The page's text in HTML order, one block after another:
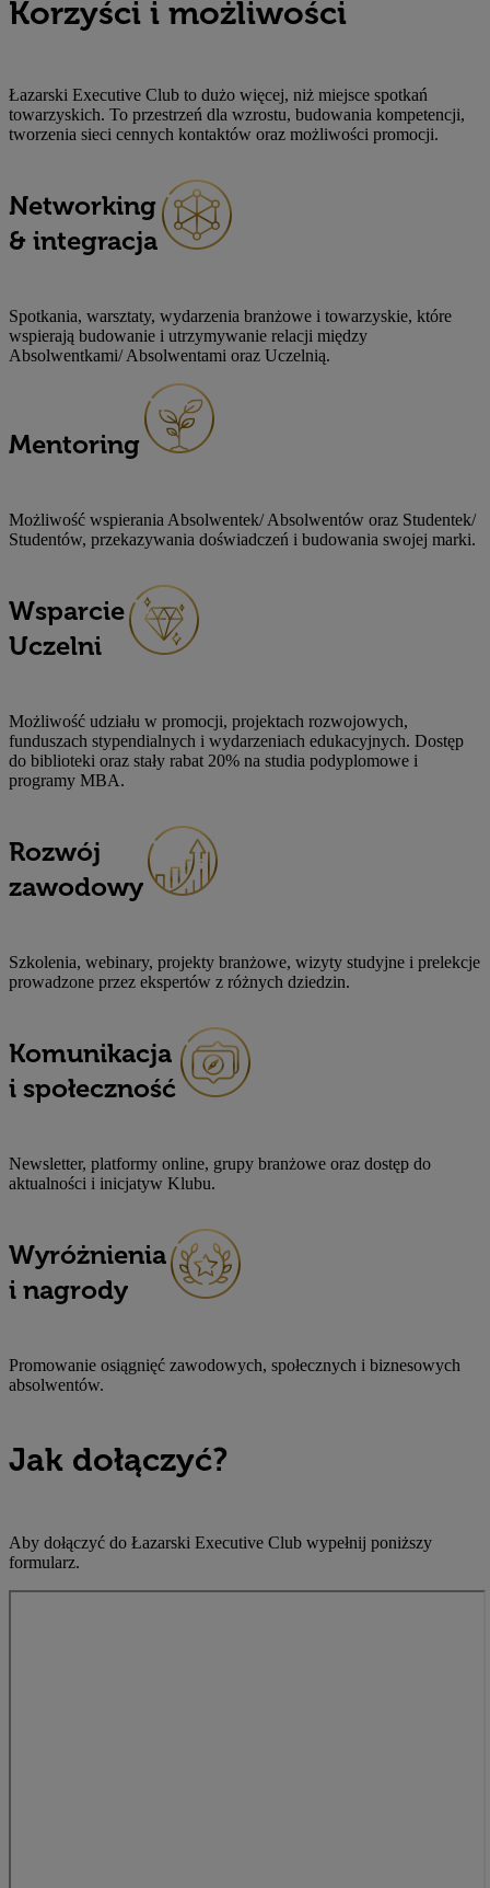
Korzyści i możliwości
Łazarski Executive Club to dużo więcej, niż miejsce spotkań
towarzyskich. To przestrzeń dla wzrostu, budowania kompetencji,
tworzenia sieci cennych kontaktów oraz możliwości promocji.
Networking
& integracja
Spotkania, warsztaty, wydarzenia branżowe i towarzyskie, które
wspierają budowanie i utrzymywanie relacji między
Absolwentkami/ Absolwentami oraz Uczelnią.
Mentoring
Możliwość wspierania Absolwentek/ Absolwentów oraz Studentek/
Studentów, przekazywania doświadczeń i budowania swojej marki.
Wsparcie
Uczelni
Możliwość udziału w promocji, projektach rozwojowych,
funduszach stypendialnych i wydarzeniach edukacyjnych. Dostęp
do biblioteki oraz stały rabat 20% na studia podyplomowe i
programy MBA.
Rozwój
zawodowy
Szkolenia, webinary, projekty branżowe, wizyty studyjne i prelekcje
prowadzone przez ekspertów z różnych dziedzin.
Komunikacja
i społeczność
Newsletter, platformy online, grupy branżowe oraz dostęp do
aktualności i inicjatyw Klubu.
Wyróżnienia
i nagrody
Promowanie osiągnięć zawodowych, społecznych i biznesowych
absolwentów.
Jak dołączyć?
Aby dołączyć do Łazarski Executive Club wypełnij poniższy
formularz.